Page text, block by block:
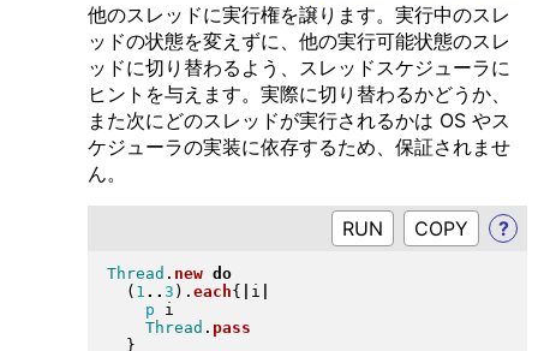
他のスレッドに実行権を譲ります。実行中のスレ
ッドの状態を変えずに、他の実行可能状態のスレ
ッドに切り替わるよう、スレッドスケジューラに
ヒントを与えます。実際に切り替わるかどうか、
また次にどのスレッドが実行されるかは OS やス
ケジューラの実装に依存するため、保証されませ
ん。
RUN ?
Thread . new do
( 1 .. 3 ) . each{ i
p i
Thread . pass
}